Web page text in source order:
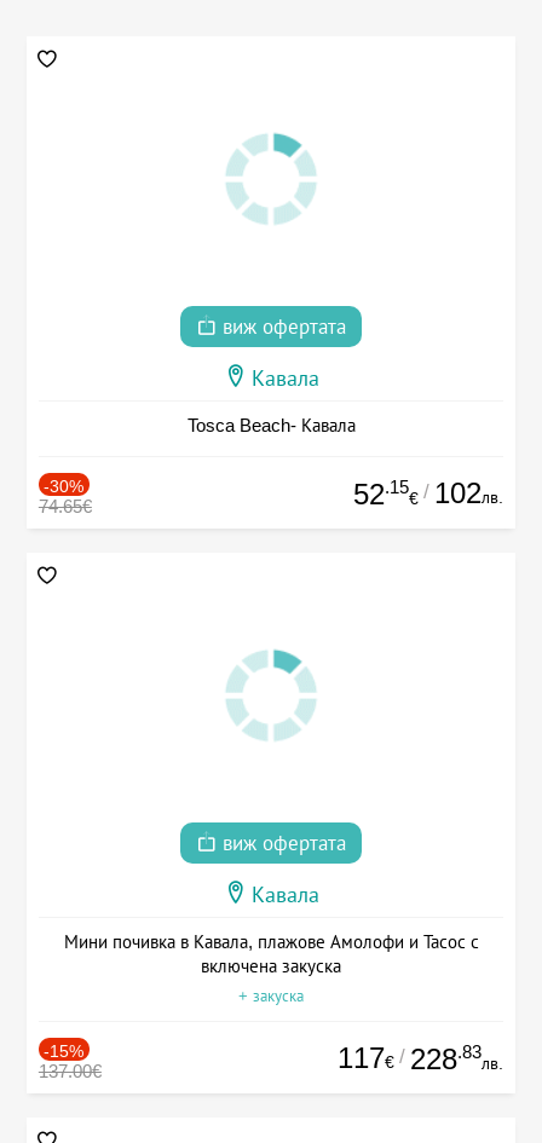
виж офертата
Кавала
Tosca Beach- Кавала
-30%
74.65€ 52.15
€ / 102лв.
виж офертата
Кавала
Мини почивка в Кавала, плажове Амолофи и Тасос с
включена закуска
+ закуска
-15%
137.00€ 117€ / 228.83
лв.